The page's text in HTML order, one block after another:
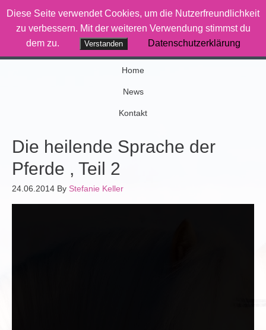
Therapiereiten-Saar
Wenn Pferde was bewegen
Home
News
Kontakt
Die heilende Sprache der
Pferde , Teil 2
24.06.2014 By Stefanie Keller
Diese Seite verwendet Cookies, um die Nutzerfreundlichkeit
zu verbessern. Mit der weiteren Verwendung stimmst du
dem zu.
Verstanden Datenschutzerklärung